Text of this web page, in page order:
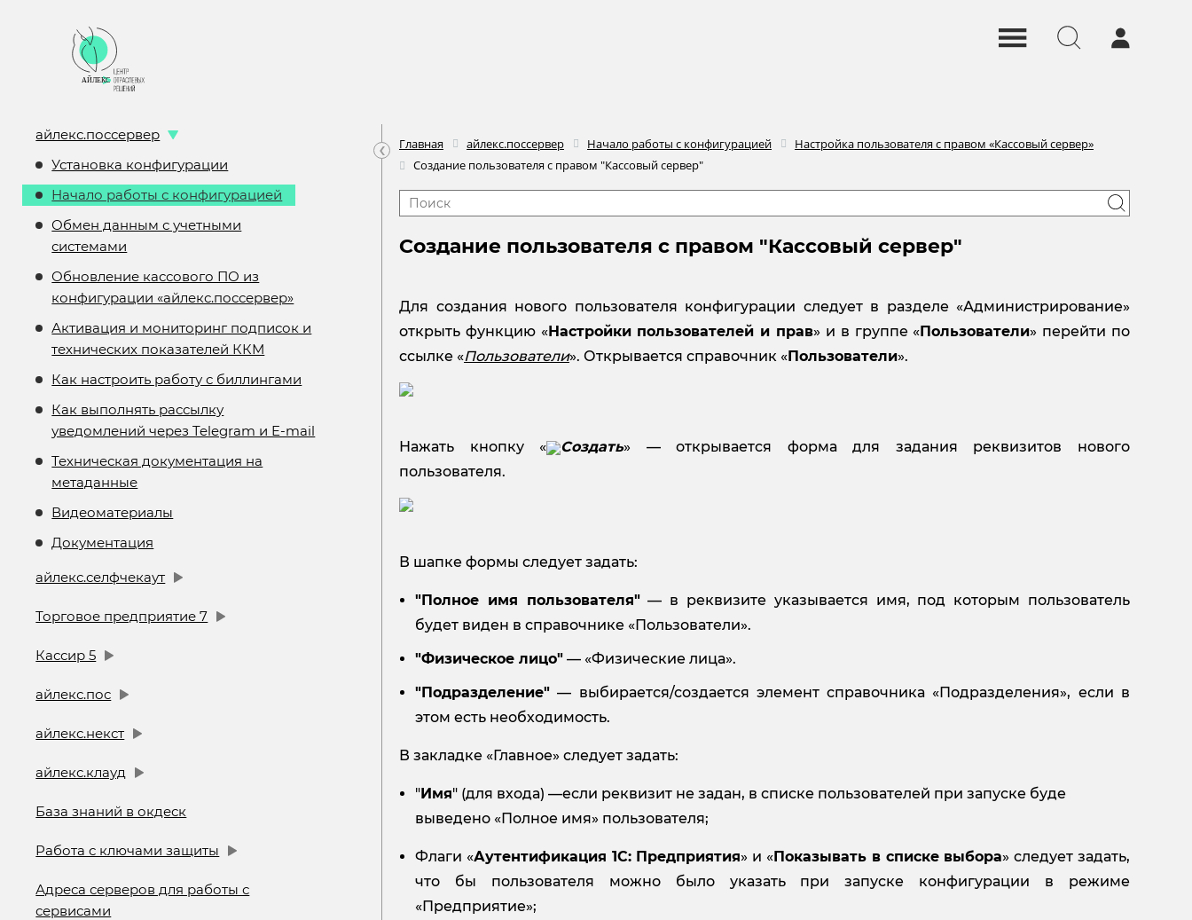
айлекс.поссервер
Установка конфигурации
Начало работы с конфигурацией
Обмен данным с учетными
системами
Обновление кассового ПО из
конфигурации «айлекс.поссервер»
Активация и мониторинг подписок и
технических показателей ККМ
Как настроить работу с биллингами
Как выполнять рассылку
уведомлений через Telegram и E-mail
Техническая документация на
метаданные
Видеоматериалы
Документация
айлекс.селфчекаут
Торговое предприятие 7
Кассир 5
айлекс.пос
айлекс.некст
айлекс.клауд
База знаний в окдеск
Работа с ключами защиты
Адреса серверов для работы с
сервисами
‹ Главная айлекс.поссервер Начало работы с конфигурацией
Настройка пользователя с правом «Кассовый сервер»
Создание пользователя с правом "Кассовый сервер"
Создание пользователя с правом "Кассовый сервер"
Для создания нового пользователя конфигурации следует в разделе «Администрирование»
открыть функцию «Настройки пользователей и прав» и в группе «Пользователи» перейти по
ссылке «Пользователи». Открывается справочник «Пользователи».
Нажать кнопку « Создать» — открывается форма для задания реквизитов нового
пользователя.
В шапке формы следует задать:
"Полное имя пользователя"— в реквизите указывается имя, под которым пользователь
будет виден в справочнике «Пользователи».
"Физическое лицо" — «Физические лица».
"Подразделение" — выбирается/создается элемент справочника «Подразделения», если в
этом есть необходимость.
В закладке «Главное» следует задать:
"Имя" (для входа) —если реквизит не задан, в списке пользователей при запуске буде
выведено «Полное имя» пользователя;
Флаги «Аутентификация 1С: Предприятия» и «Показывать в списке выбора» следует задать,
что бы пользователя можно было указать при запуске конфигурации в режиме
«Предприятие»;